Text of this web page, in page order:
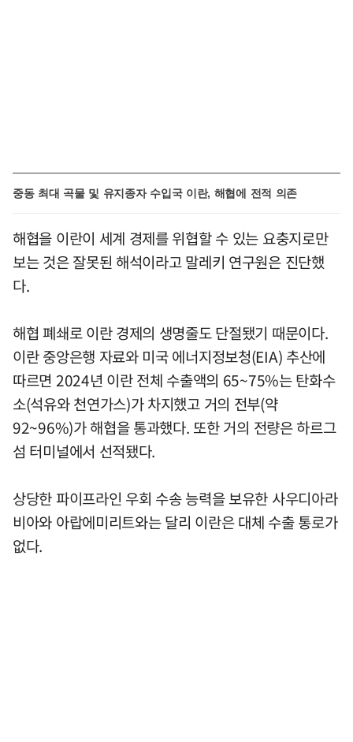
중동 최대 곡물 및 유지종자 수입국 이란, 해협에 전적 의존
해협을 이란이 세계 경제를 위협할 수 있는 요충지로만
보는 것은 잘못된 해석이라고 말레키 연구원은 진단했
다.
해협 폐쇄로 이란 경제의 생명줄도 단절됐기 때문이다.
이란 중앙은행 자료와 미국 에너지정보청(EIA) 추산에
따르면 2024년 이란 전체 수출액의 65~75%는 탄화수
소(석유와 천연가스)가 차지했고 거의 전부(약
92~96%)가 해협을 통과했다. 또한 거의 전량은 하르그
섬 터미널에서 선적됐다.
상당한 파이프라인 우회 수송 능력을 보유한 사우디아라
비아와 아랍에미리트와는 달리 이란은 대체 수출 통로가
없다.